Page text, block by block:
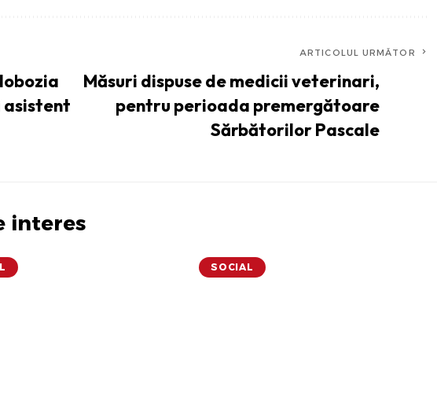
asistent
ARTICOLUL URMĂTOR
Măsuri dispuse de medicii veterinari,
pentru perioada premergătoare
Sărbătorilor Pascale
interes
SOCIAL